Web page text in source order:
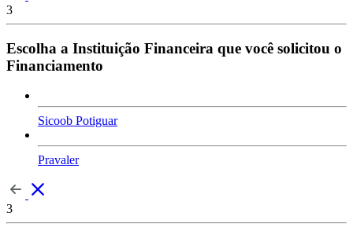
3
Escolha a Instituição Financeira que você solicitou o
Financiamento
Sicoob Potiguar
Pravaler
3